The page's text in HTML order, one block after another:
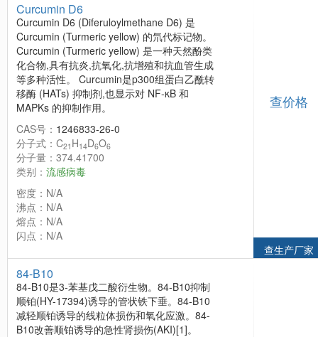
Curcumin D6
Curcumin D6 (Diferuloylmethane D6) 是
Curcumin (Turmeric yellow) 的氘代标记物。
Curcumin (Turmeric yellow) 是一种天然酚类
化合物,具有抗炎,抗氧化,抗增殖和抗血管生成
等多种活性。 Curcumin是p300组蛋白乙酰转
移酶 (HATs) 抑制剂,也显示对 NF-κB 和
MAPKs 的抑制作用。
CAS号： 1246833-26-0
分子式：C21 H14D6O6
分子量：374.41700
类别： 流感病毒
密度：N/A
沸点：N/A
熔点：N/A
闪点：N/A
查价格
查生产厂家
84-B10
84-B10是3-苯基戊二酸衍生物。84-B10抑制
顺铂(HY-17394)诱导的管状铁下垂。84-B10
减轻顺铂诱导的线粒体损伤和氧化应激。84-
B10改善顺铂诱导的急性肾损伤(AKI)[1]。